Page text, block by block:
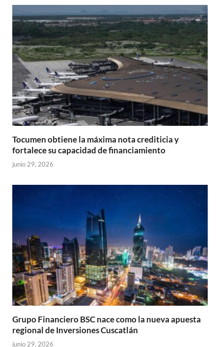
Tocumen obtiene la máxima nota crediticia y
fortalece su capacidad de financiamiento
junio 29, 2026
Grupo Financiero BSC nace como la nueva apuesta
regional de Inversiones Cuscatlán
junio 29, 2026